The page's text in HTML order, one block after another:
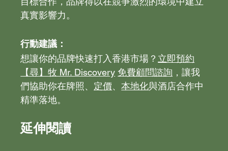
真實影響力。
行動建議：
想讓你的品牌快速打入香港市場？ 立即預約
【尋】牧 Mr. Discovery 免費顧問諮詢 ，讓我
們協助你在牌照、 定價、本地化與酒店合作中
精準落地。
延伸閱讀